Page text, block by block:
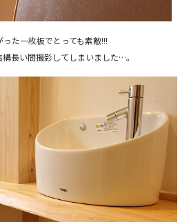
た一枚板でとっても素敵!!!
長い間撮影してしまいました…。